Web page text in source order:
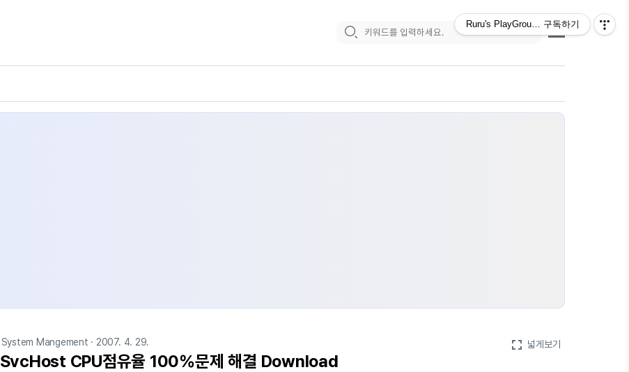
System Mangement · 2007. 4. 29. fullscreen 넓게보기
SvcHost CPU점유율 100%문제 해결 Download
Ruru's PlayGround :)구독하기